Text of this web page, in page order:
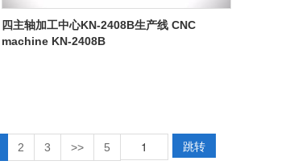
四主轴加工中心KN-2408B生产线 CNC
machine KN-2408B
2 3 >> 5 跳转